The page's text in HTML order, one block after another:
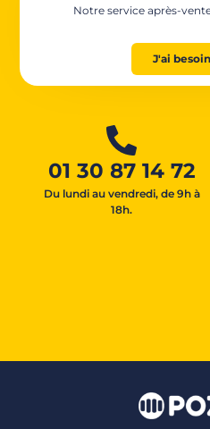
Notre service après-
J'ai
01 30 87 14 72
Du lundi au vendredi, de 9h à
18h.